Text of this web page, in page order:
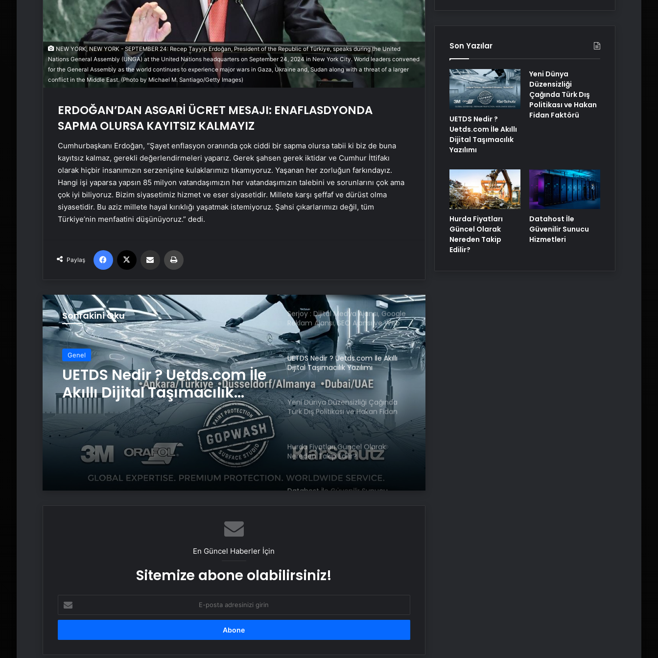
NEW YORK, NEW YORK - SEPTEMBER 24: Recep Tayyip Erdoğan, President of the Republic of Türkiye, speaks during the United
Nations General Assembly (UNGA) at the United Nations headquarters on September 24, 2024 in New York City. World leaders convened
for the General Assembly as the world continues to experience major wars in Gaza, Ukraine and, Sudan along with a threat of a larger
conflict in the Middle East. (Photo by Michael M. Santiago/Getty Images)
ERDOĞAN’DAN ASGARİ ÜCRET MESAJI: ENAFLASDYONDA
SAPMA OLURSA KAYITSIZ KALMAYIZ
Cumhurbaşkanı Erdoğan, “Şayet enflasyon oranında çok ciddi bir sapma olursa tabii ki biz de buna
kayıtsız kalmaz, gerekli değerlendirmeleri yaparız. Gerek şahsen gerek iktidar ve Cumhur İttifakı
olarak hiçbir insanımızın serzenişine kulaklarımızı tıkamıyoruz. Yaşanan her zorluğun farkındayız.
Hangi işi yaparsa yapsın 85 milyon vatandaşımızın her vatandaşımızın talebini ve sorunlarını çok ama
çok iyi biliyoruz. Bizim siyasetimiz hizmet ve eser siyasetidir. Millete karşı şeffaf ve dürüst olma
siyasetidir. Bu aziz millete hayal kırıklığı yaşatmak istemiyoruz. Şahsi çıkarlarımızı değil, tüm
Türkiye’nin menfaatini düşünüyoruz.” dedi.
Paylaş
Facebook Email'den paylaş
Sonrakini Oku
Genel
UETDS Nedir ? Uetds.com İle
Akıllı Dijital Taşımacılık
Yazılımı
Temsilcisi kararı AB’nin iç meselesi
Bozulmuş meze, et ve et ürünleri
kullanan restoran mühürlendi
Serjoy : Dijital Medya Ajansı, Google
Reklam Ajansı, SEO Ajansı ve Web
Tasarım Ajansı
UETDS Nedir ? Uetds.com İle Akıllı
Dijital Taşımacılık Yazılımı
Yeni Dünya Düzensizliği Çağında
Türk Dış Politikası ve Hakan Fidan
Faktörü
Hurda Fiyatları Güncel Olarak
Nereden Takip Edilir?
Datahost İle Güvenilir Sunucu
Dışişleri Sözcüsü Keçeli: Kıbrıs Özel
Bozulmuş meze, et ve et ürünleri
En Güncel Haberler İçin
Sitemize abone olabilirsiniz!
posta
adresinizi
Son Yazılar
UETDS Nedir ?
Uetds.com İle Akıllı
Dijital Taşımacılık
Yazılımı
Yeni Dünya
Düzensizliği
Çağında Türk Dış
Politikası ve Hakan
Fidan Faktörü
Hurda Fiyatları
Güncel Olarak
Nereden Takip
Edilir?
Datahost İle
Güvenilir Sunucu
Hizmetleri